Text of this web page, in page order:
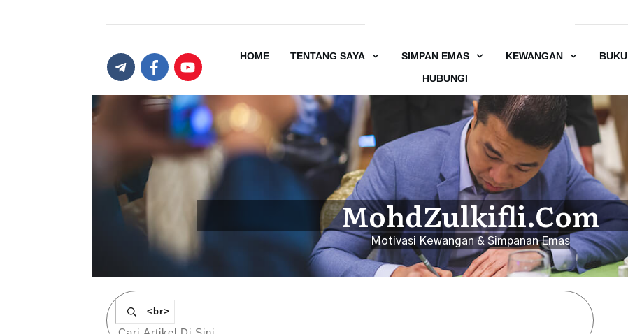
HOME TENTANG SAYA SIMPAN EMAS KEWANGAN
BUKU
HUBUNGI
MohdZulkifli.Com
Motivasi Kewangan & Simpanan Emas
<br>